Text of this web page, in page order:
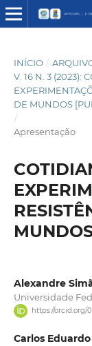
INÍCIO /
V. 16 N. 3 (2023):
DE MUNDOS
/
Apresentação
Alexandre
Universidade
https://orcid.org/
Carlos